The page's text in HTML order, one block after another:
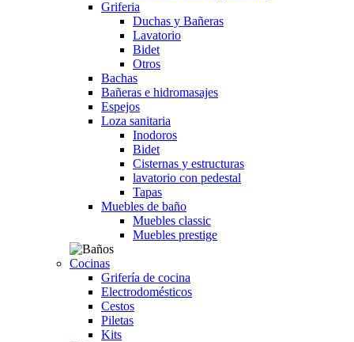
Griferia
Duchas y Bañeras
Lavatorio
Bidet
Otros
Bachas
Bañeras e hidromasajes
Espejos
Loza sanitaria
Inodoros
Bidet
Cisternas y estructuras
lavatorio con pedestal
Tapas
Muebles de baño
Muebles classic
Muebles prestige
Cocinas
Grifería de cocina
Electrodomésticos
Cestos
Piletas
Kits